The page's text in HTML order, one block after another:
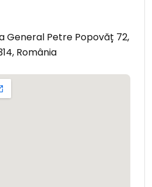
General Petre Popovăț 72,
România